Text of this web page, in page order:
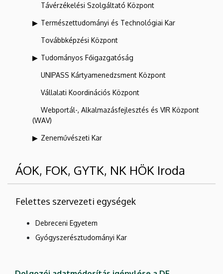
Távérzékelési Szolgáltató Központ
Természettudományi és Technológiai Kar
Továbbképzési Központ
Tudományos Főigazgatóság
UNIPASS Kártyamenedzsment Központ
Vállalati Koordinációs Központ
Webportál-, Alkalmazásfejlesztés és VIR Központ
(WAV)
Zeneművészeti Kar
ÁOK, FOK, GYTK, NK HÖK Iroda
Felettes szervezeti egységek
Debreceni Egyetem
Gyógyszerésztudományi Kar